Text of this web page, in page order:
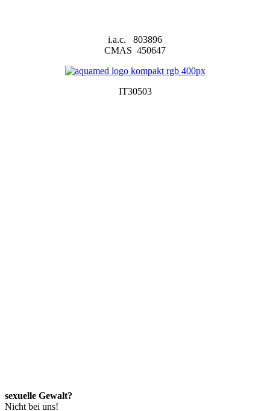
i.a.c. 803896
CMAS 450647
IT30503
sexuelle Gewalt?
Nicht bei uns!